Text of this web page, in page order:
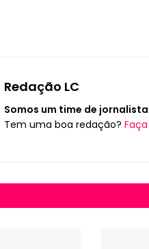
Redação LC
Somos um time de
Tem uma boa redação?